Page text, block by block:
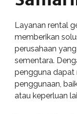
Layanan rental
memberikan
perusahaan
sementara.
pengguna dapat
penggunaan,
atau keperluan